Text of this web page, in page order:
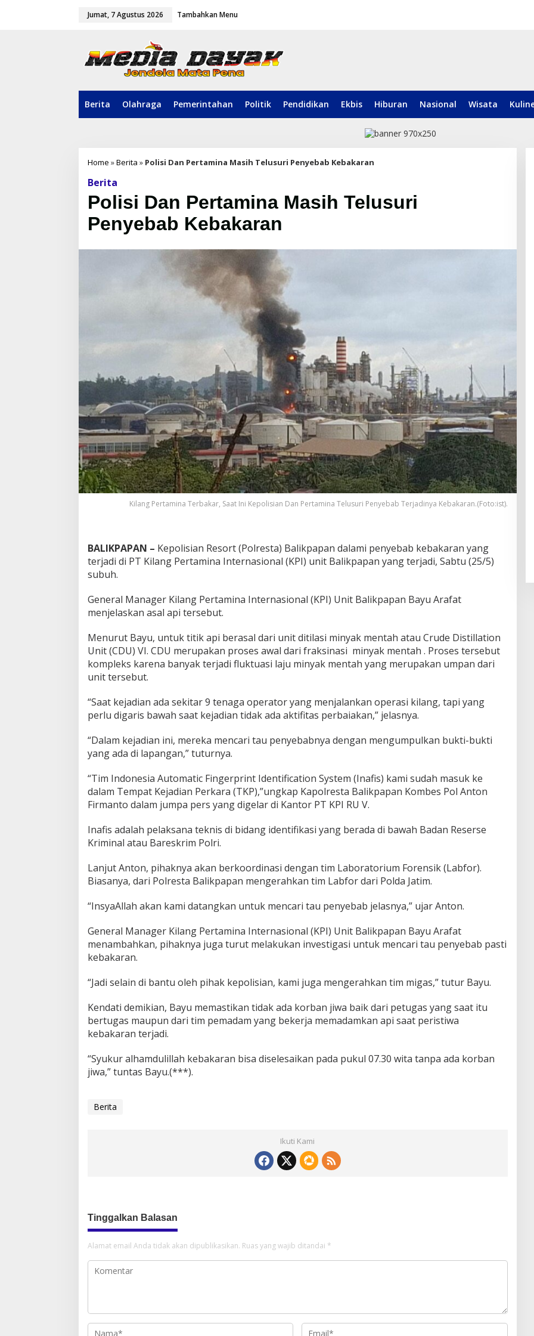
Jumat, 7 Agustus 2026 Tambahkan Menu
Berita Olahraga Pemerintahan Politik Pendidikan Ekbis Hiburan Nasional Wisata
Home »Berita » Polisi Dan Pertamina Masih Telusuri Penyebab Kebakaran
Berita
Polisi Dan Pertamina Masih Telusuri
Penyebab Kebakaran
Kilang Pertamina Terbakar, Saat Ini Kepolisian Dan Pertamina Telusuri Penyebab Terjadinya Kebakaran.(Foto:ist).
BALIKPAPAN – Kepolisian Resort (Polresta) Balikpapan dalami penyebab kebakaran yang
terjadi di PT Kilang Pertamina Internasional (KPI) unit Balikpapan yang terjadi, Sabtu (25/5)
subuh.
General Manager Kilang Pertamina Internasional (KPI) Unit Balikpapan Bayu Arafat
menjelaskan asal api tersebut.
Menurut Bayu, untuk titik api berasal dari unit ditilasi minyak mentah atau Crude Distillation
Unit (CDU) VI. CDU merupakan proses awal dari fraksinasi minyak mentah . Proses tersebut
kompleks karena banyak terjadi fluktuasi laju minyak mentah yang merupakan umpan dari
unit tersebut.
“Saat kejadian ada sekitar 9 tenaga operator yang menjalankan operasi kilang, tapi yang
perlu digaris bawah saat kejadian tidak ada aktifitas perbaiakan,” jelasnya.
“Dalam kejadian ini, mereka mencari tau penyebabnya dengan mengumpulkan bukti-bukti
yang ada di lapangan,” tuturnya.
“Tim Indonesia Automatic Fingerprint Identification System (Inafis) kami sudah masuk ke
dalam Tempat Kejadian Perkara (TKP),”ungkap Kapolresta Balikpapan Kombes Pol Anton
Firmanto dalam jumpa pers yang digelar di Kantor PT KPI RU V.
Inafis adalah pelaksana teknis di bidang identifikasi yang berada di bawah Badan Reserse
Kriminal atau Bareskrim Polri.
Lanjut Anton, pihaknya akan berkoordinasi dengan tim Laboratorium Forensik (Labfor).
Biasanya, dari Polresta Balikpapan mengerahkan tim Labfor dari Polda Jatim.
“InsyaAllah akan kami datangkan untuk mencari tau penyebab jelasnya,” ujar Anton.
General Manager Kilang Pertamina Internasional (KPI) Unit Balikpapan Bayu Arafat
menambahkan, pihaknya juga turut melakukan investigasi untuk mencari tau penyebab pasti
kebakaran.
“Jadi selain di bantu oleh pihak kepolisian, kami juga mengerahkan tim migas,” tutur Bayu.
Kendati demikian, Bayu memastikan tidak ada korban jiwa baik dari petugas yang saat itu
bertugas maupun dari tim pemadam yang bekerja memadamkan api saat peristiwa
kebakaran terjadi.
“Syukur alhamdulillah kebakaran bisa diselesaikan pada pukul 07.30 wita tanpa ada korban
jiwa​​​​​​​,” tuntas Bayu.(***).
Berita
Ikuti Kami
Tinggalkan Balasan
Alamat email Anda tidak akan dipublikasikan. Ruas yang wajib ditandai *